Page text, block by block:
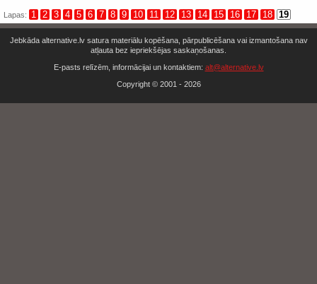
Lapas: 1 2 3 4 5 6 7 8 9 10 11 12 13 14 15 16 17 18 19
Jebkāda alternative.lv satura materiālu kopēšana, pārpublicēšana vai izmantošana nav
atļauta bez iepriekšējas saskaņošanas.
E-pasts relīzēm, informācijai un kontaktiem: alt@alternative.lv
Copyright © 2001 - 2026